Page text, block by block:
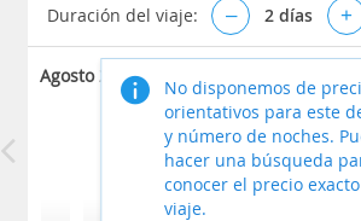
Duración del viaje: – 2 días +
Agosto 2026
No disponemos de
orientativos para este
y número de noches.
hacer una búsqueda
conocer el precio
viaje.